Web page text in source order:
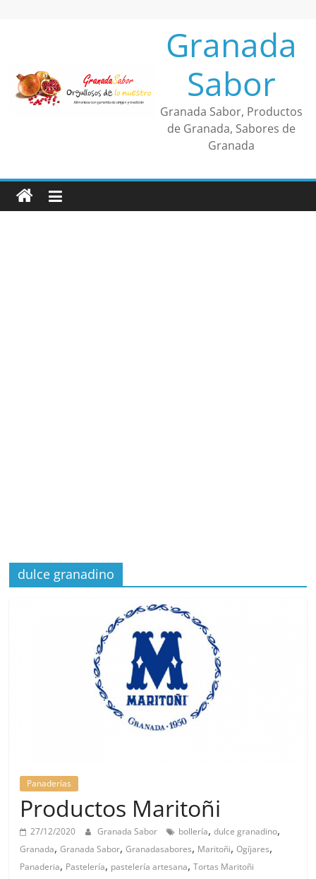
Granada
Sabor
Granada Sabor, Productos
de Granada, Sabores de
Granada
dulce granadino
Panaderías
Productos Maritoñi
27/12/2020 Granada Sabor bollería,dulce granadino,
Granada,Granada Sabor,Granadasabores, Maritoñi,Ogíjares,
Panaderia, Pastelería, pastelería artesana,Tortas Maritoñi